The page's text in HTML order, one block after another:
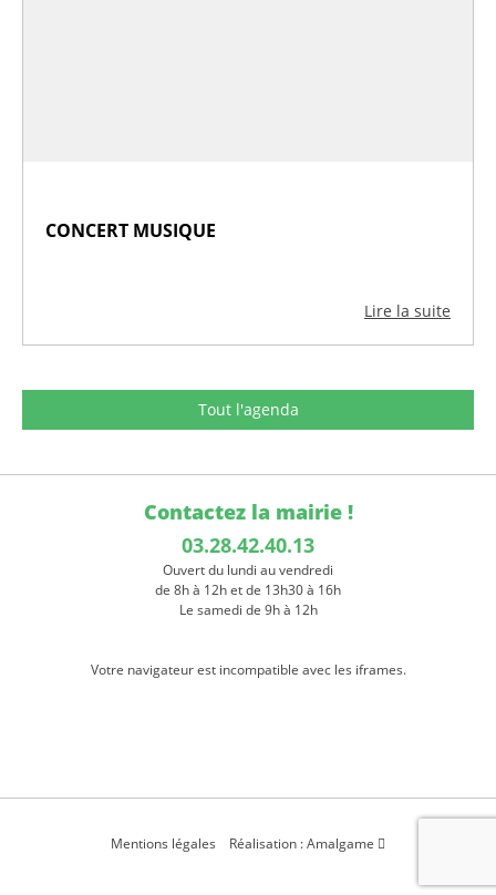
CONCERT MUSIQUE
Lire la suite
Tout l'agenda
Contactez la mairie !
03.28.42.40.13
Ouvert du lundi au vendredi
de 8h à 12h et de 13h30 à 16h
Le samedi de 9h à 12h
Votre navigateur est incompatible avec les iframes.
Mentions légales Réalisation : Amalgame